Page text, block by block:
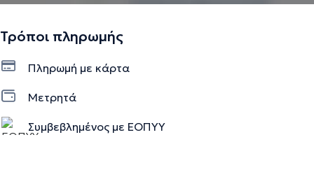
Τρόποι πληρωμής
Πληρωμή με κάρτα
Μετρητά
Συμβεβλημένος με ΕΟΠΥΥ